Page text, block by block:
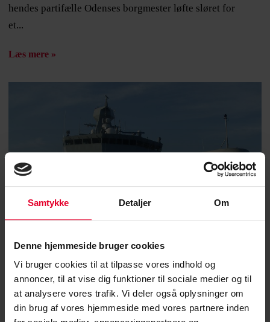
Samtykke Detaljer Om
Denne hjemmeside bruger cookies
Vi bruger cookies til at tilpasse vores indhold og
annoncer, til at vise dig funktioner til sociale medier og til
at analysere vores trafik. Vi deler også oplysninger om
din brug af vores hjemmeside med vores partnere inden
hendes partifælle Odenses borgmester løfte sløret for
et...
Læs mere »
29. oktober 2021 |Helle Kolding